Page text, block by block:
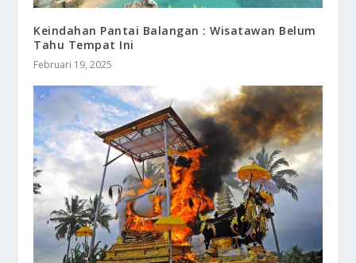
Keindahan Pantai Balangan : Wisatawan Belum
Tahu Tempat Ini
Februari 19, 2025